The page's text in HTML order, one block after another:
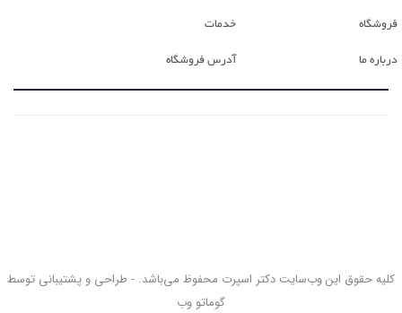
فروشگاه
درباره ما
خدمات
آدرس فروشگاه
کلیه حقوق این وب‌سایت دکتر اسپرت محفوظ می‌باشد. - طراحی و پشتیبانی توسط
گوماتو وب